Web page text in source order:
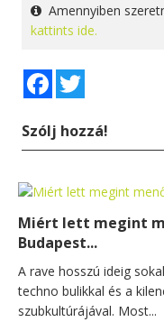
Amennyiben
kattints ide.
Facebook
Szólj hozzá!
Miért lett megint
Budapest...
A rave hosszú ideig
techno bulikkal és a
szubkultúrájával. Most...